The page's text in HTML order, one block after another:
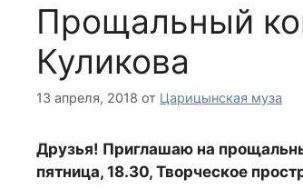
Прощальный
Куликова
13 апреля, 2018 от Царицынская муза
Друзья! Приглашаю на
пятница, 18.30, Творческое